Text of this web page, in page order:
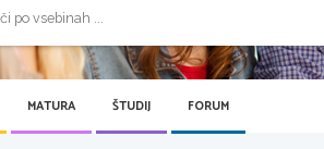
MATURA ŠTUDIJ FORUM